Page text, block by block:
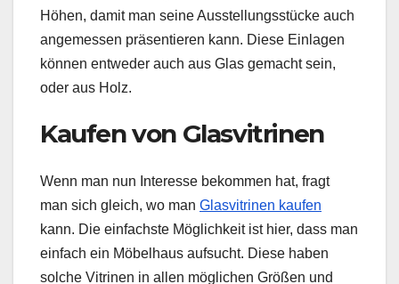
Höhen, damit man seine Ausstellungsstücke auch
angemessen präsentieren kann. Diese Einlagen
können entweder auch aus Glas gemacht sein,
oder aus Holz.
Kaufen von Glasvitrinen
Wenn man nun Interesse bekommen hat, fragt
man sich gleich, wo man Glasvitrinen kaufen
kann. Die einfachste Möglichkeit ist hier, dass man
einfach ein Möbelhaus aufsucht. Diese haben
solche Vitrinen in allen möglichen Größen und